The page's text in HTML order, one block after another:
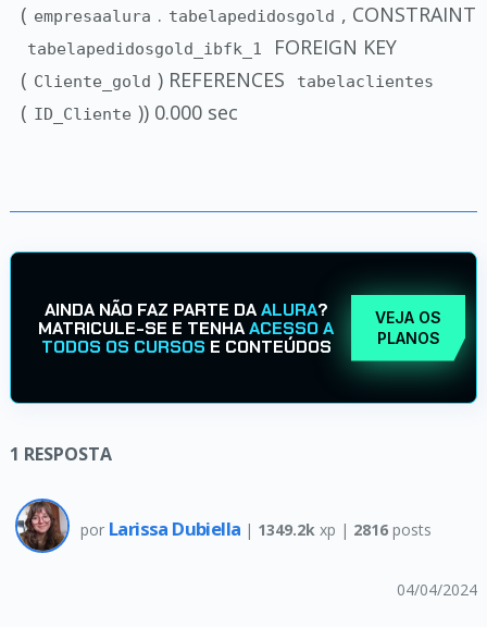
( empresaalura . tabelapedidosgold , CONSTRAINT
tabelapedidosgold_ibfk_1
FOREIGN KEY
( Cliente_gold ) REFERENCES tabelaclientes
( ID_Cliente )) 0.000 sec
AINDA NÃO FAZ PARTE DAALURA?
MATRICULE-SE E TENHAACESSO A
TODOS OS CURSOS E CONTEÚDOS
VEJA OS
PLANOS
1 RESPOSTA
por Larissa Dubiella | 1349.2k xp | 2816posts
04/04/2024